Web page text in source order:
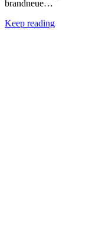
brandneue…
Keep reading